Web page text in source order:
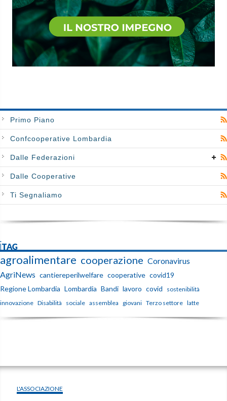
Primo Piano
Confcooperative Lombardia
Dalle Federazioni
Dalle Cooperative
Ti Segnaliamo
iTAG
agroalimentare cooperazione Coronavirus
AgriNews cantiereperilwelfare cooperative covid19
Regione Lombardia Lombardia Bandi lavoro covid
sostenibilità
innovazione Disabilità sociale assemblea giovani Terzo settore latte
L'ASSOCIAZIONE